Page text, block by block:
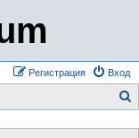
Вход
Регистрация